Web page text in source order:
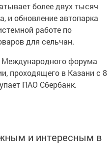
более двух тысяч
и обновление автопарка
работе по
для сельчан.
Международного форума
проходящего в Казани с 8
ПАО Сбербанк.
и интересным в